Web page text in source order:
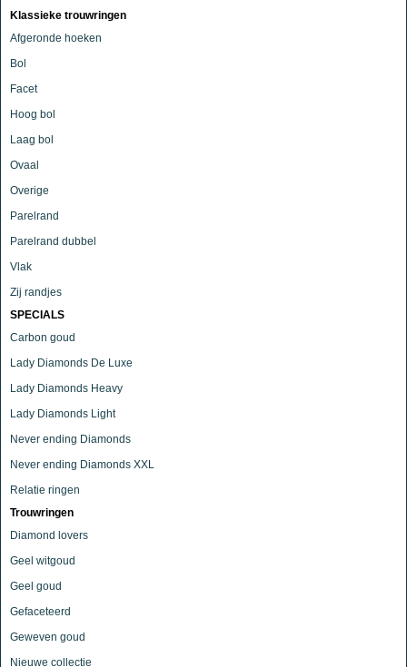
Klassieke trouwringen
Afgeronde hoeken
Bol
Facet
Hoog bol
Laag bol
Ovaal
Overige
Parelrand
Parelrand dubbel
Vlak
Zij randjes
SPECIALS
Carbon goud
Lady Diamonds De Luxe
Lady Diamonds Heavy
Lady Diamonds Light
Never ending Diamonds
Never ending Diamonds XXL
Relatie ringen
Trouwringen
Diamond lovers
Geel witgoud
Geel goud
Gefaceteerd
Geweven goud
Nieuwe collectie